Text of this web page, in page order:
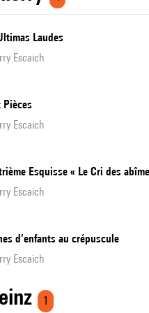
Laudes
Escaich
Escaich
Esquisse « Le Cri des
Escaich
d’enfants au crépuscule
Escaich
1